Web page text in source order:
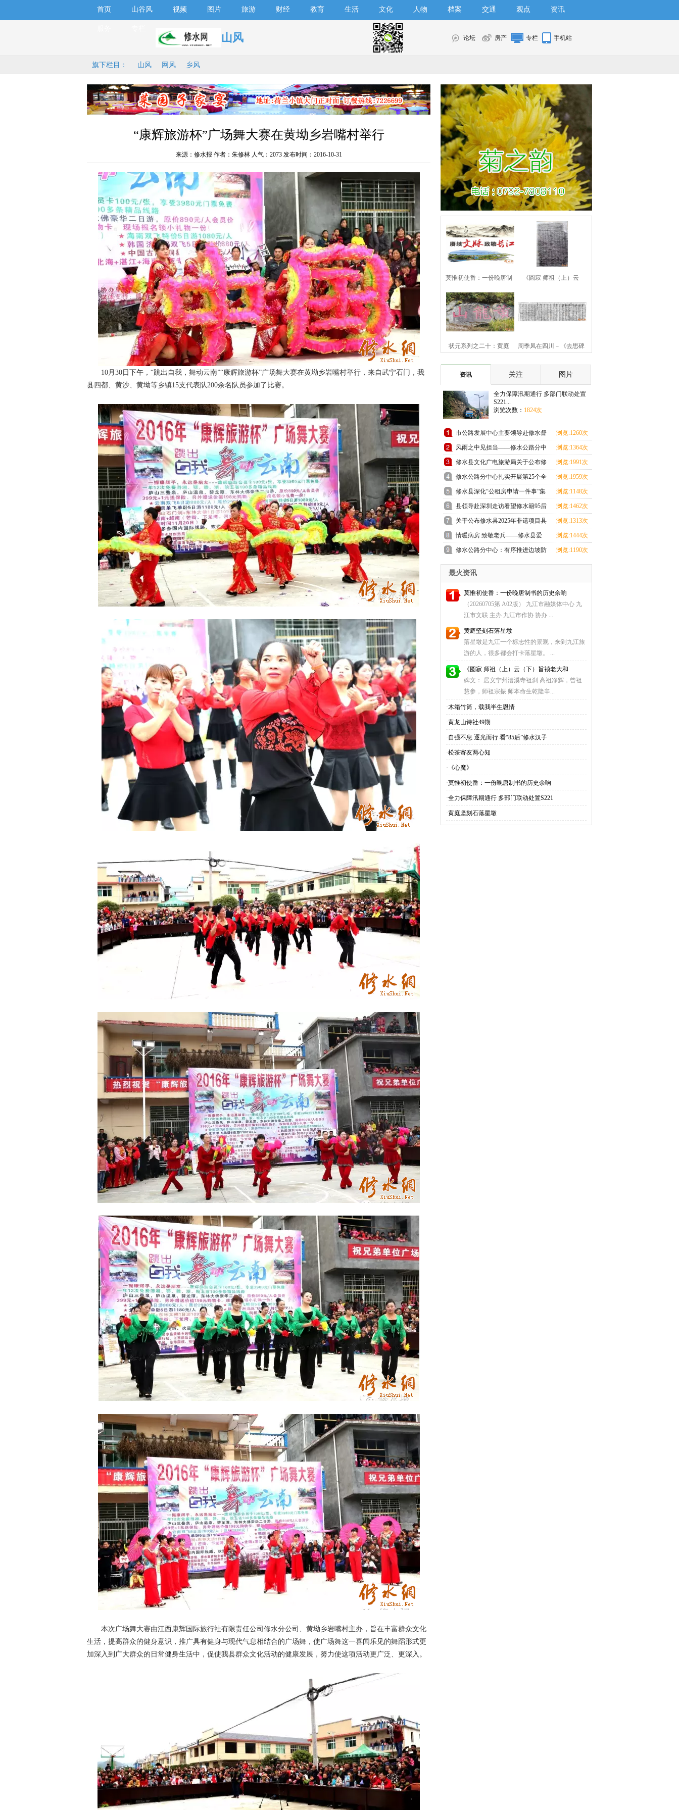
首页 山谷风 视频 图片 旅游 财经 教育 生活 文化 人物 档案 交通 观点 资讯
山风 论坛 房产 专栏 手机站
旗下栏目： 山风 网风 乡风
“康辉旅游杯”广场舞大赛在黄坳乡岩嘴村举行
来源：修水报 作者：朱修林 人气： 2073 发布时间：2016-10-31
10月30日下午，“跳出自我，舞动云南”“康辉旅游杯”广场舞大赛在黄坳乡岩嘴村举行，来自武宁石门，我
县四都、黄沙、黄坳等乡镇15支代表队200余名队员参加了比赛。
本次广场舞大赛由江西康辉国际旅行社有限责任公司修水分公司、黄坳乡岩嘴村主办，旨在丰富群众文化
生活，提高群众的健身意识，推广具有健身与现代气息相结合的广场舞，使广场舞这一喜闻乐见的舞蹈形式更
加深入到广大群众的日常健身生活中，促使我县群众文化活动的健康发展，努力使这项活动更广泛、更深入。
莫惟初使番：一份晚唐制
书的历史余响
《圆寂 师祖（上）云
（下）旨祯老大和
状元系列之二十：黄庭 周季凤在四川－《去思碑
资讯
关注 图片
全力保障汛期通行 多部门联动处置
S221...
浏览次数： 1824次
市公路发展中心主要领导赴修水督
导汛期地质灾害
浏览:1260次
风雨之中见担当——修水公路分中
心全力投入汛期
浏览:1364次
修水县文化广电旅游局关于公布修
水县2025年非遗
浏览:1991次
修水公路分中心扎实开展第25个全
国＂安全生产月
浏览:1959次
修水县深化“公租房申请一件事”集
成改革
浏览:1148次
县领导赴深圳走访看望修水籍95后
航天创业者卢驭
浏览:1462次
关于公布修水县2025年非遗项目县
级传承人名单
浏览:1313次
情暖病房 致敬老兵——修水县爱
国拥军促进会探望
浏览:1444次
修水公路分中心：有序推进边坡防
护工程，筑牢道
浏览:1190次
最火资讯
莫惟初使番：一份晚唐制书的历史余响
（20260705第 A02版） 九江市融媒体中心 九
江市文联 主办 九江市作协 协办 ...
黄庭坚刻石落星墩
落星墩是九江一个标志性的景观，来到九江旅
游的人，很多都会打卡落星墩。 ...
《圆寂 师祖（上）云（下）旨祯老大和
碑文： 居义宁州漕溪寺祖刹 高祖净辉，曾祖
慧参，师祖宗振 师本命生乾隆辛...
·木箱竹筒，载我半生恩情
·黄龙山诗社49期
·自强不息 逐光而行 看“85后”修水汉子
·松茶寄友两心知
· 《心魔》
·莫惟初使番：一份晚唐制书的历史余响
·全力保障汛期通行 多部门联动处置S221
·黄庭坚刻石落星墩